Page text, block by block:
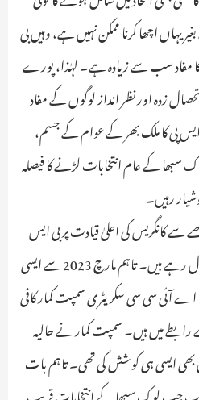
یہاں اچھا کرنا ممکن نہیں ہے، وہیں بی
سب سے زیادہ ہے۔ لہٰذا، پورے
زدہ اور نظر انداز لوگوں کے مفاد
ایس پی کا ملک بھر کے عوام کے جسم،
سبھا کے عام انتخابات لڑنے کا فیصلہ
رہیں۔
سے کانگریس کی اعلیٰ قیادت پر بی ایس
پی کے ساتھ اتحاد کے لیے دباؤ ڈال رہے ہیں۔ تاہم مارچ 2023 سے ایسی
آئی سی سی سکریٹری سمپت کمار کافی
میں ہیں۔ سمپت کمار نے حالیہ
بھی ایسی ہی کوشش کی تھی۔ تاہم بات